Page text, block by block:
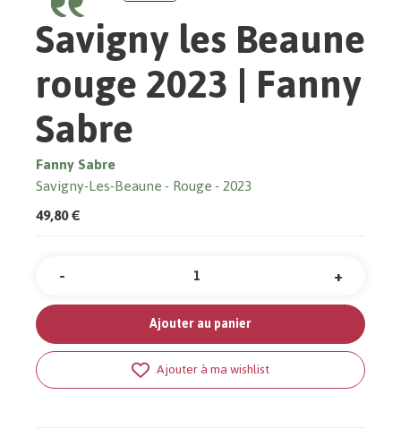
Savigny les Beaune
rouge 2023 | Fanny
Sabre
Fanny Sabre
Savigny-Les-Beaune Rouge 2023
49,80 €
Quantité +
-
Ajouter au panier
Ajouter à ma wishlist